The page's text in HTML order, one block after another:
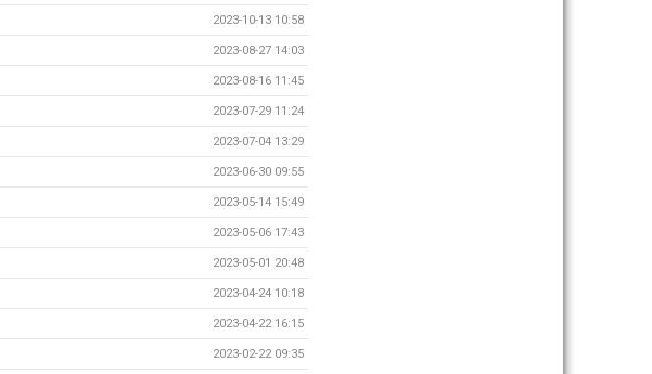
2023-10-13 10:58
2023-08-27 14:03
2023-08-16 11:45
2023-07-29 11:24
2023-07-04 13:29
2023-06-30 09:55
2023-05-14 15:49
2023-05-06 17:43
2023-05-01 20:48
2023-04-24 10:18
2023-04-22 16:15
2023-02-22 09:35